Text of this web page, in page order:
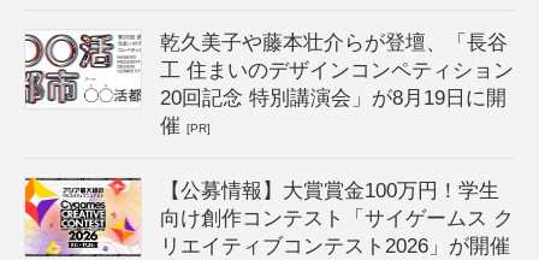
乾久美子や藤本壮介らが登壇、「長谷
工 住まいのデザインコンペティション
20回記念 特別講演会」が8月19日に開
催[PR]
【公募情報】大賞賞金100万円！学生
向け創作コンテスト「サイゲームス ク
リエイティブコンテスト2026」が開催